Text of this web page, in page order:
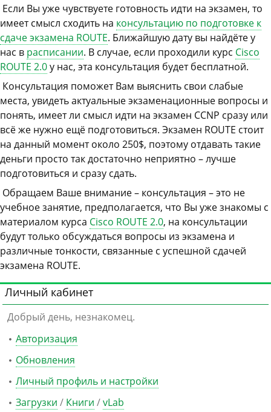
Если Вы уже чувствуете готовность идти на экзамен, то
имеет смысл сходить на консультацию по подготовке к
сдаче экзамена ROUTE. Ближайшую дату вы найдёте у
нас в расписании. В случае, если проходили курс Cisco
ROUTE 2.0у нас, эта консультация будет бесплатной.
Консультация поможет Вам выяснить свои слабые
места, увидеть актуальные экзаменационные вопросы и
понять, имеет ли смысл идти на экзамен CCNP сразу или
всё же нужно ещё подготовиться. Экзамен ROUTE стоит
на данный момент около 250$, поэтому отдавать такие
деньги просто так достаточно неприятно – лучше
подготовиться и сразу сдать.
Обращаем Ваше внимание – консультация – это не
учебное занятие, предполагается, что Вы уже знакомы с
материалом курса Cisco ROUTE 2.0, на консультации
будут только обсуждаться вопросы из экзамена и
различные тонкости, связанные с успешной сдачей
экзамена ROUTE.
Личный кабинет
Добрый день, незнакомец.
Авторизация
Обновления
Личный профиль и настройки
Загрузки / Книги /vLab